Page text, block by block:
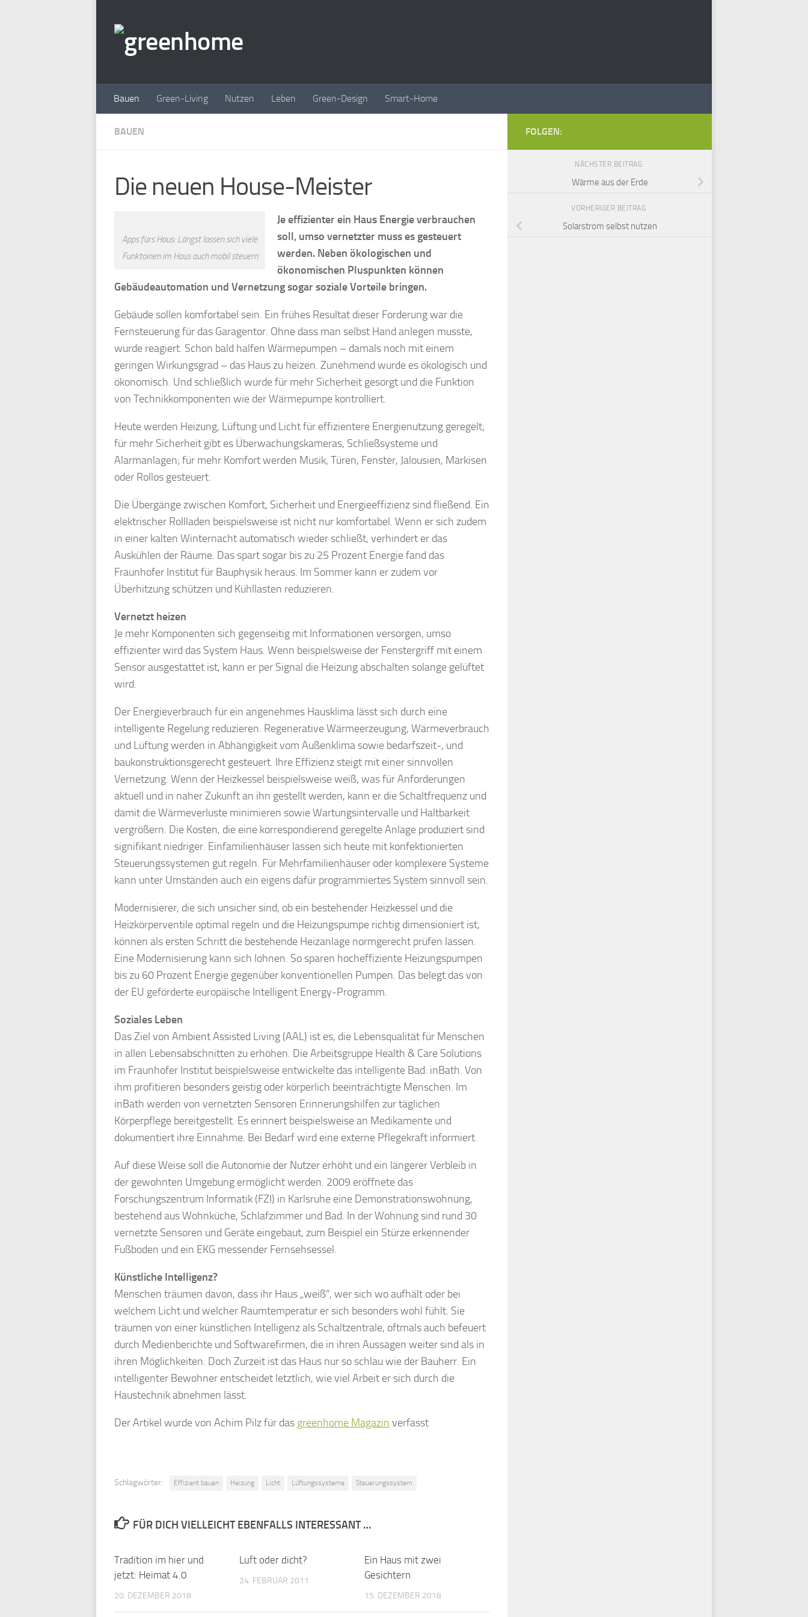
Bauen Green-Living Nutzen Leben Green-Design Smart-Home
BAUEN
Die neuen House-Meister
Apps fürs Haus: Längst lassen sich viele
Funktoinen im Haus auch mobil steuern
Je effizienter ein Haus Energie verbrauchen
soll, umso vernetzter muss es gesteuert
werden. Neben ökologischen und
ökonomischen Pluspunkten können
Gebäudeautomation und Vernetzung sogar soziale Vorteile bringen.
Gebäude sollen komfortabel sein. Ein frühes Resultat dieser Forderung war die
Fernsteuerung für das Garagentor. Ohne dass man selbst Hand anlegen musste,
wurde reagiert. Schon bald halfen Wärmepumpen – damals noch mit einem
geringen Wirkungsgrad – das Haus zu heizen. Zunehmend wurde es ökologisch und
ökonomisch. Und schließlich wurde für mehr Sicherheit gesorgt und die Funktion
von Technikkomponenten wie der Wärmepumpe kontrolliert.
Heute werden Heizung, Lüftung und Licht für effizientere Energienutzung geregelt;
für mehr Sicherheit gibt es Überwachungskameras, Schließsysteme und
Alarmanlagen; für mehr Komfort werden Musik, Türen, Fenster, Jalousien, Markisen
oder Rollos gesteuert.
Die Übergänge zwischen Komfort, Sicherheit und Energieeffizienz sind fließend. Ein
elektrischer Rollladen beispielsweise ist nicht nur komfortabel. Wenn er sich zudem
in einer kalten Winternacht automatisch wieder schließt, verhindert er das
Auskühlen der Räume. Das spart sogar bis zu 25 Prozent Energie fand das
Fraunhofer Institut für Bauphysik heraus. Im Sommer kann er zudem vor
Überhitzung schützen und Kühllasten reduzieren.
Vernetzt heizen
Je mehr Komponenten sich gegenseitig mit Informationen versorgen, umso
effizienter wird das System Haus. Wenn beispielsweise der Fenstergriff mit einem
Sensor ausgestattet ist, kann er per Signal die Heizung abschalten solange gelüftet
wird.
Der Energieverbrauch für ein angenehmes Hausklima lässt sich durch eine
intelligente Regelung reduzieren. Regenerative Wärmeerzeugung, Wärmeverbrauch
und Lüftung werden in Abhängigkeit vom Außenklima sowie bedarfszeit-, und
baukonstruktionsgerecht gesteuert. Ihre Effizienz steigt mit einer sinnvollen
Vernetzung. Wenn der Heizkessel beispielsweise weiß, was für Anforderungen
aktuell und in naher Zukunft an ihn gestellt werden, kann er die Schaltfrequenz und
damit die Wärmeverluste minimieren sowie Wartungsintervalle und Haltbarkeit
vergrößern. Die Kosten, die eine korrespondierend geregelte Anlage produziert sind
signifikant niedriger. Einfamilienhäuser lassen sich heute mit konfektionierten
Steuerungssystemen gut regeln. Für Mehrfamilienhäuser oder komplexere Systeme
kann unter Umständen auch ein eigens dafür programmiertes System sinnvoll sein.
Modernisierer, die sich unsicher sind, ob ein bestehender Heizkessel und die
Heizkörperventile optimal regeln und die Heizungspumpe richtig dimensio­niert ist,
können als ersten Schritt die bestehende Heizanlage normgerecht prüfen lassen.
Eine Modernisierung kann sich lohnen. So sparen hocheffiziente Heizungspumpen
bis zu 60 Prozent Energie gegenüber konventionellen Pumpen. Das belegt das von
der EU geförderte europäische Intelligent Energy-Programm.
Soziales Leben
Das Ziel von Ambient Assisted Living (AAL) ist es, die Lebensqualität für Menschen
in allen Lebensabschnitten zu erhöhen. Die Arbeitsgruppe Health & Care Solutions
im Fraunhofer Institut beispielsweise entwickelte das intelligente Bad: inBath. Von
ihm profitieren besonders geistig oder körperlich beeinträchtigte Menschen. Im
inBath werden von vernetzten Sensoren Erinnerungshilfen zur täglichen
Körperpflege bereitgestellt. Es erinnert beispielsweise an Medikamente und
dokumentiert ihre Einnahme. Bei Bedarf wird eine externe Pflegekraft informiert.
Auf diese Weise soll die Autonomie der Nutzer erhöht und ein längerer Verbleib in
der gewohnten Umgebung ermöglicht werden. 2009 eröffnete das
Forschungszentrum Informatik (FZI) in Karlsruhe eine Demonstrationswohnung,
bestehend aus Wohnküche, Schlafzimmer und Bad. In der Wohnung sind rund 30
vernetzte Sensoren und Geräte eingebaut, zum Beispiel ein Stürze erkennender
Fußboden und ein EKG messender Fernsehsessel.
Künstliche Intelligenz?
Menschen träumen davon, dass ihr Haus „weiß“, wer sich wo aufhält oder bei
welchem Licht und welcher Raumtemperatur er sich besonders wohl fühlt. Sie
träumen von einer künstlichen Intelligenz als Schaltzentrale, oftmals auch befeuert
durch Medienberichte und Softwarefirmen, die in ihren Aussagen weiter sind als in
ihren Möglichkeiten. Doch Zurzeit ist das Haus nur so schlau wie der Bauherr. Ein
intelligenter Bewohner entscheidet letztlich, wie viel Arbeit er sich durch die
Haustechnik abnehmen lässt.
Der Artikel wurde von Achim Pilz für das greenhome Magazin verfasst
Schlagwörter: Effizient bauen Heizung Licht Lüftungssysteme Steuerungssystem
FÜR DICH VIELLEICHT EBENFALLS INTERESSANT …
Tradition im hier und
jetzt: Heimat 4.0
20. DEZEMBER 2018
Luft oder dicht?
24. FEBRUAR 2011
Ein Haus mit zwei
Gesichtern
15. DEZEMBER 2018
FOLGEN:
NÄCHSTER BEITRAG
Wärme aus der Erde
VORHERIGER BEITRAG
Solarstrom selbst nutzen